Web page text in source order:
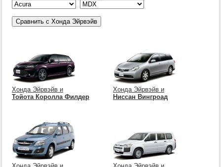
Хонда Эйрвэйв и
Тойота Королла Филдер
Хонда Эйрвэйв и
Ниссан Вингроад